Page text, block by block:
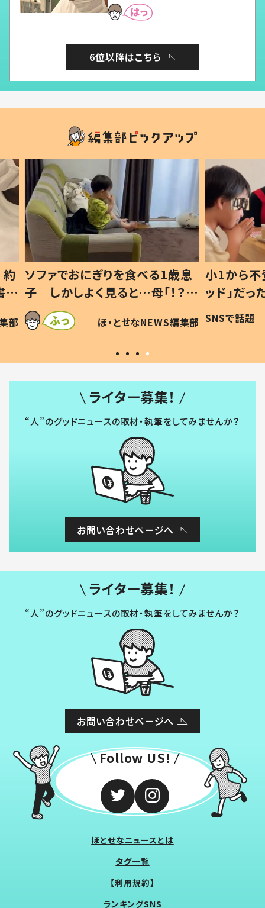
6位以降はこちら
歳息
？」
可愛
編集部
小1から不登校、息子は「ギフテ
ッド」だった 父が“ウチ給食”を
作り続ける理由とは #令和の親
#令和の子
SNSで話題 ほ・とせなNEWS編集部
ひ孫
が、抱
「涙
い」
ライター募集！
“人”のグッドニュースの取材・執筆をしてみませんか？
お問い合わせページへ
ライター募集！
“人”のグッドニュースの取材・執筆をしてみませんか？
お問い合わせページへ
Follow US!
ほとせなニュースとは
タグ一覧
【利用規約】
ランキングSNS